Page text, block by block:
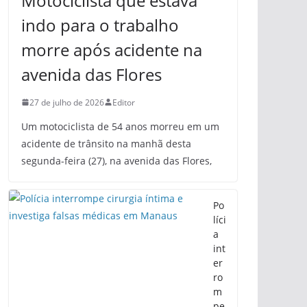
indo para o trabalho
morre após acidente na
avenida das Flores
27 de julho de 2026 Editor
Um motociclista de 54 anos morreu em um
acidente de trânsito na manhã desta
segunda-feira (27), na avenida das Flores,
Po
líci
a
int
er
ro
m